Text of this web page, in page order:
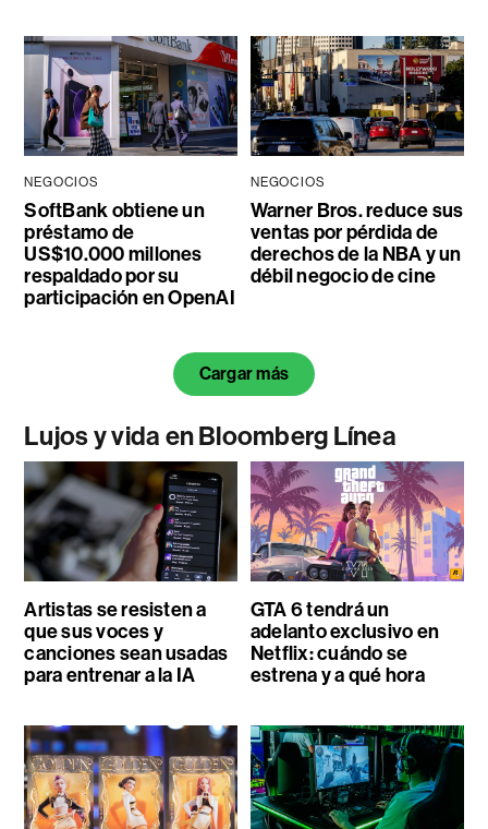
NEGOCIOS
SoftBank obtiene un
préstamo de
US$10.000 millones
respaldado por su
participación en OpenAI
NEGOCIOS
Warner Bros. reduce sus
ventas por pérdida de
derechos de la NBA y un
débil negocio de cine
Cargar más
Lujos y vida en Bloomberg Línea
Artistas se resisten a
que sus voces y
canciones sean usadas
para entrenar a la IA
GTA 6 tendrá un
adelanto exclusivo en
Netflix: cuándo se
estrena y a qué hora